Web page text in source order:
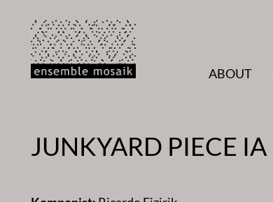
Inhalt
springen
ABOUT
JUNKYARD PIECE IA